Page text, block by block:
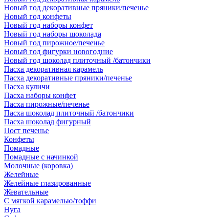
Новый год декоративные пряники/печенье
Новый год конфеты
Новый год наборы конфет
Новый год наборы шоколада
Новый год пирожное/печенье
Новый год фигурки новогодние
Новый год шоколад плиточный /батончики
Пасха декоративная карамель
Пасха декоративные пряники/печенье
Пасха куличи
Пасха наборы конфет
Пасха пирожные/печенье
Пасха шоколад плиточный /батончики
Пасха шоколад фигурный
Пост печенье
Конфеты
Помадные
Помадные с начинкой
Молочные (коровка)
Желейные
Желейные глазированные
Жевательные
С мягкой карамелью/тоффи
Нуга